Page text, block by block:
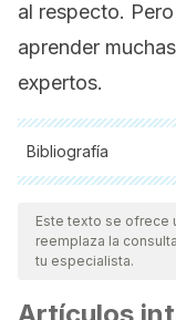
al respecto.
aprender
expertos.
Bibliografía
Todas las fuentes
nuestro equipo,
vigencia y validez.
científica.
Este texto se ofrece
reemplaza la
tu especialista.